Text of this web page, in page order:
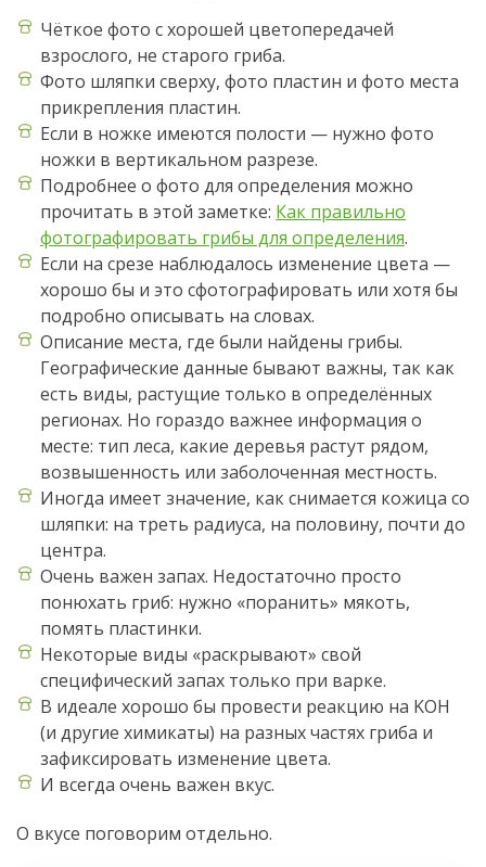
Чёткое фото с хорошей цветопередачей
взрослого, не старого гриба.
Фото шляпки сверху, фото пластин и фото места
прикрепления пластин.
Если в ножке имеются полости — нужно фото
ножки в вертикальном разрезе.
Подробнее о фото для определения можно
прочитать в этой заметке: Как правильно
фотографировать грибы для определения.
Если на срезе наблюдалось изменение цвета —
хорошо бы и это сфотографировать или хотя бы
подробно описывать на словах.
Описание места, где были найдены грибы.
Географические данные бывают важны, так как
есть виды, растущие только в определённых
регионах. Но гораздо важнее информация о
месте: тип леса, какие деревья растут рядом,
возвышенность или заболоченная местность.
Иногда имеет значение, как снимается кожица со
шляпки: на треть радиуса, на половину, почти до
центра.
Очень важен запах. Недостаточно просто
понюхать гриб: нужно «поранить» мякоть,
помять пластинки.
Некоторые виды «раскрывают» свой
специфический запах только при варке.
В идеале хорошо бы провести реакцию на KOH
(и другие химикаты) на разных частях гриба и
зафиксировать изменение цвета.
И всегда очень важен вкус.
О вкусе поговорим отдельно.